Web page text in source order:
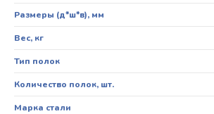
Размеры (д*ш*в), мм
Вес, кг
Тип полок
Количество полок, шт.
Марка стали